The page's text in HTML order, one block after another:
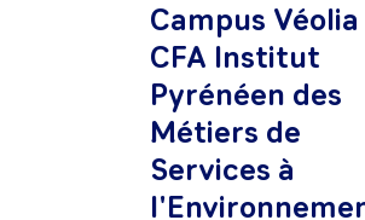
Campus
CFA Institut
Pyrénéen des
Métiers de
Services à